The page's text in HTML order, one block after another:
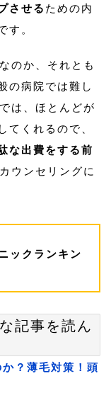
させる ための内
す。
のか、それとも
の病院では難し
は、ほとんどが
てくれるので、
な出費をする前
ウンセリングに
ックランキン
記事を読ん
？薄毛対策！頭